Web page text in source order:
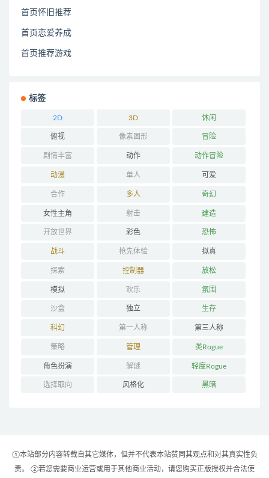
首页怀旧推荐
首页恋爱养成
首页推荐游戏
标签
2D 3D 休闲
俯视 像素图形 冒险
剧情丰富 动作 动作冒险
动漫 单人 可爱
合作 多人 奇幻
女性主角 射击 建造
开放世界 彩色 恐怖
战斗 抢先体验 拟真
探索 控制器 放松
模拟 欢乐 氛围
沙盒 独立 生存
科幻 第一人称 第三人称
策略 管理 类Rogue
角色扮演 解谜 轻度Rogue
选择取向 风格化 黑暗
①本站部分内容转载自其它媒体，但并不代表本站赞同其观点和对其真实性负
责。 ②若您需要商业运营或用于其他商业活动，请您购买正版授权并合法使